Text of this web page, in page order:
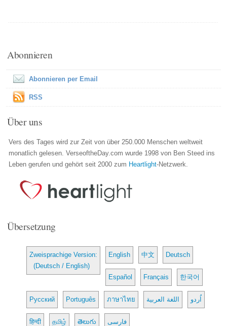
Abonnieren
Abonnieren per Email
RSS
Über uns
Vers des Tages wird zur Zeit von über 250.000 Menschen weltweit
monatlich gelesen. VerseoftheDay.com wurde 1998 von Ben Steed ins
Leben gerufen und gehört seit 2000 zum Heartlight-Netzwerk.
Übersetzung
Zweisprachige Version:
(Deutsch / English)
English 中文 Deutsch
Español Français 한국어
Русский Português ภาษาไทย اللغة العربية اُردو
हिन्दी தமிழ் తెలుగు فارسی